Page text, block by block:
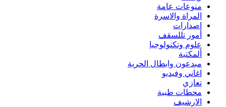
منوعات عامة
المراة والاسرة
اصدارات
أمور تللسقف
علوم وتكنولوجيا
ألمكتبة
مبدعون وابطال الحرية
اغاني وفيديو
تعازي
محطات طبية
الارشيف